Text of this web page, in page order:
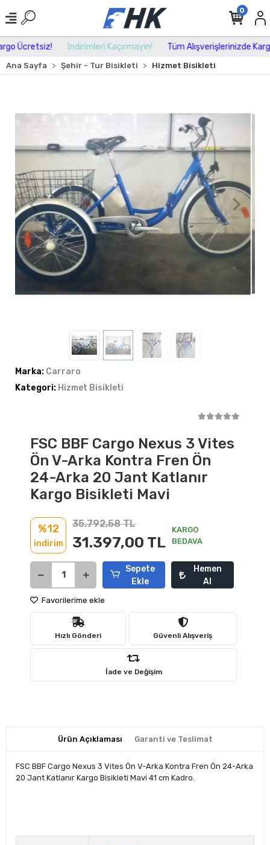
Ücretsiz! İndirimleri Kaçırmayın! Tüm Alışverişlerinizde
0
Ana Sayfa Şehir - Tur Bisikleti Hizmet Bisikleti
Marka: Carraro
Kategori: Hizmet Bisikleti
FSC BBF Cargo Nexus 3 Vites
Ön V-Arka Kontra Fren Ön
24-Arka 20 Jant Katlanır
Kargo Bisikleti Mavi
%12
indirim
35.792,58 TL
31.397,00 TL
KARGO
BEDAVA
Sepete
Ekle
Hemen
Al
Favorilerime ekle
Hızlı Gönderi Güvenli Alışveriş
İade ve Değişim
Ürün Açıklaması Garanti ve Teslimat
FSC BBF Cargo Nexus 3 Vites Ön V-Arka Kontra Fren Ön 24-Arka
20 Jant Katlanır Kargo Bisikleti Mavi 41 cm Kadro.